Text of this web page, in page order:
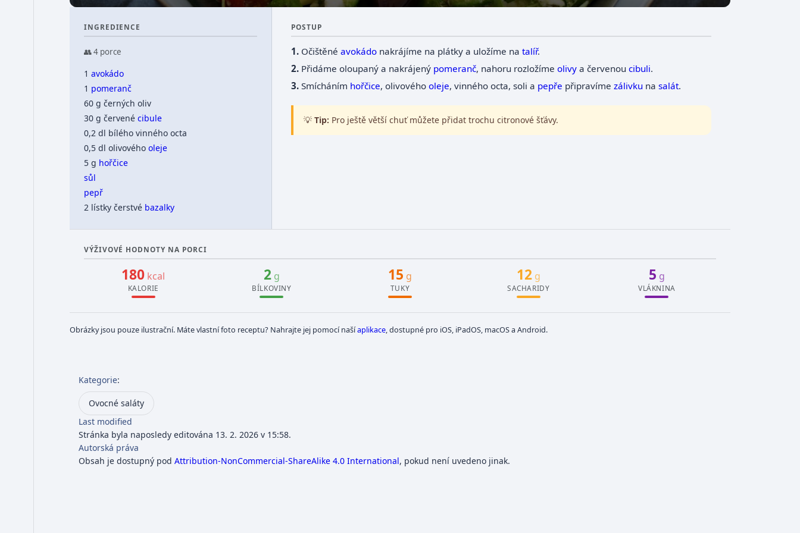
INGREDIENCE
👥 4 porce
1 avokádo
1 pomeranč
60 g černých oliv
30 g červené cibule
0,2 dl bílého vinného octa
0,5 dl olivového oleje
5 g hořčice
sůl
pepř
2 lístky čerstvé bazalky
POSTUP
Očištěné avokádonakrájíme na plátky a uložíme na talíř.
Přidáme oloupaný a nakrájený pomeranč, nahoru rozložíme olivya červenou cibuli.
Smícháním hořčice, olivového oleje, vinného octa, soli a pepře připravíme zálivku na salát.
💡Tip: Pro ještě větší chuť můžete přidat trochu citronové šťávy.
VÝŽIVOVÉ HODNOTY NA PORCI
180 kcal
KALORIE
2g
BÍLKOVINY
15 g
TUKY
12g
SACHARIDY
5 g
VLÁKNINA
Obrázky jsou pouze ilustrační. Máte vlastní foto receptu? Nahrajte jej pomocí našíaplikace, dostupné pro iOS, iPadOS, macOS a Android.
Kategorie:
Ovocné saláty
Last modified
Stránka byla naposledy editována 13. 2. 2026 v 15:58.
Autorská práva
Obsah je dostupný pod Attribution-NonCommercial-ShareAlike 4.0 International, pokud není uvedeno jinak.